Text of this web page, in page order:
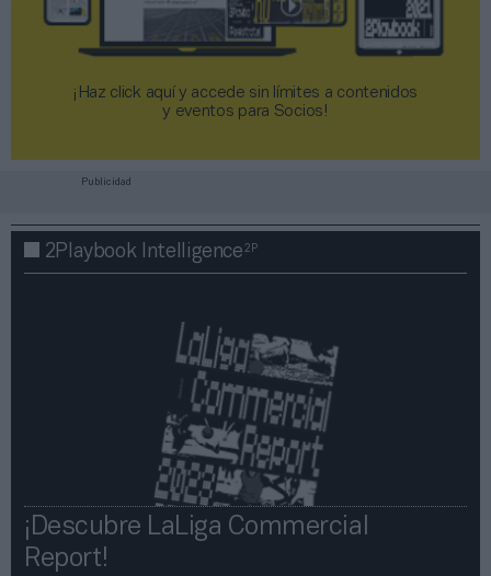
¡Haz click aquí y accede sin límites a contenidos
y eventos para Socios!​​​​​​​
Publicidad
2Playbook Intelligence2P
¡Descubre LaLiga Commercial
Report!​​